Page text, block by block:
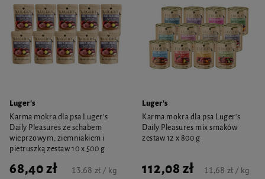
Luger's
Karma mokra dla psa Luger's
Daily Pleasures ze schabem
wieprzowym, ziemniakiem i
pietruszką zestaw 10 x 500 g
68,40 zł 13,68 zł / kg
Luger's
Karma mokra dla psa Luger's
Daily Pleasures mix smaków
zestaw 12 x 800 g
112,08 zł 11,68 zł / kg